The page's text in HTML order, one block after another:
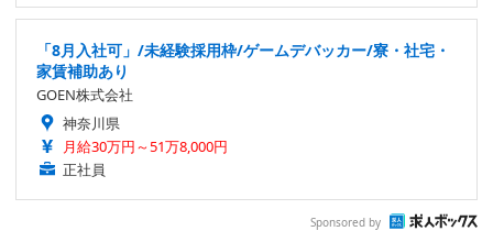
「8月入社可」/未経験採用枠/ゲームデバッカー/寮・社宅・
家賃補助あり
GOEN株式会社
神奈川県
月給30万円～51万8,000円
正社員
Sponsored by